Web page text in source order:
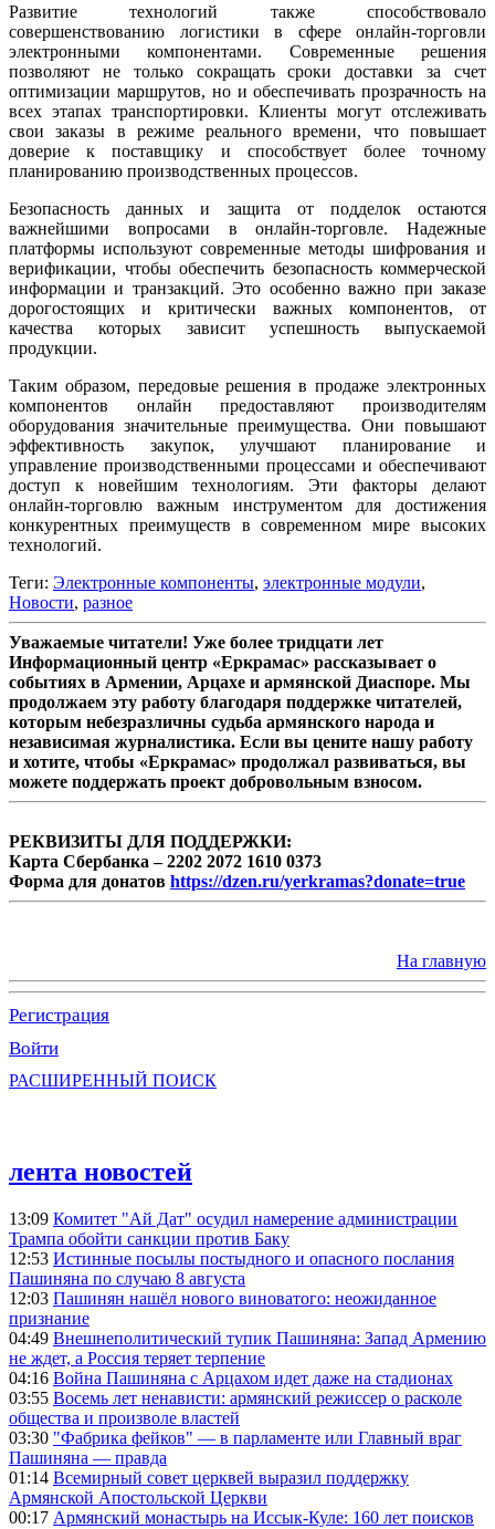
Развитие технологий также способствовало
совершенствованию логистики в сфере онлайн-торговли
электронными компонентами. Современные решения
позволяют не только сокращать сроки доставки за счет
оптимизации маршрутов, но и обеспечивать прозрачность на
всех этапах транспортировки. Клиенты могут отслеживать
свои заказы в режиме реального времени, что повышает
доверие к поставщику и способствует более точному
планированию производственных процессов.
Безопасность данных и защита от подделок остаются
важнейшими вопросами в онлайн-торговле. Надежные
платформы используют современные методы шифрования и
верификации, чтобы обеспечить безопасность коммерческой
информации и транзакций. Это особенно важно при заказе
дорогостоящих и критически важных компонентов, от
качества которых зависит успешность выпускаемой
продукции.
Таким образом, передовые решения в продаже электронных
компонентов онлайн предоставляют производителям
оборудования значительные преимущества. Они повышают
эффективность закупок, улучшают планирование и
управление производственными процессами и обеспечивают
доступ к новейшим технологиям. Эти факторы делают
онлайн-торговлю важным инструментом для достижения
конкурентных преимуществ в современном мире высоких
технологий.
Теги: Электронные компоненты, электронные модули,
Новости, разное
Уважаемые читатели! Уже более тридцати лет
Информационный центр «Еркрамас» рассказывает о
событиях в Армении, Арцахе и армянской Диаспоре. Мы
продолжаем эту работу благодаря поддержке читателей,
которым небезразличны судьба армянского народа и
независимая журналистика. Если вы цените нашу работу
и хотите, чтобы «Еркрамас» продолжал развиваться, вы
можете поддержать проект добровольным взносом.
РЕКВИЗИТЫ ДЛЯ ПОДДЕРЖКИ:
Карта Сбербанка – 2202 2072 1610 0373
Форма для донатов https://dzen.ru/yerkramas?donate=true
На главную
Регистрация
Войти
РАСШИРЕННЫЙ ПОИСК
лента новостей
13:09 Комитет "Ай Дат" осудил намерение администрации
Трампа обойти санкции против Баку
12:53 Истинные посылы постыдного и опасного послания
Пашиняна по случаю 8 августа
12:03 Пашинян нашёл нового виноватого: неожиданное
признание
04:49 Внешнеполитический тупик Пашиняна: Запад Армению
не ждет, а Россия теряет терпение
04:16 Война Пашиняна с Арцахом идет даже на стадионах
03:55 Восемь лет ненависти: армянский режиссер о расколе
общества и произволе властей
03:30 "Фабрика фейков" — в парламенте или Главный враг
Пашиняна — правда
01:14 Всемирный совет церквей выразил поддержку
Армянской Апостольской Церкви
00:17 Армянский монастырь на Иссык-Куле: 160 лет поисков